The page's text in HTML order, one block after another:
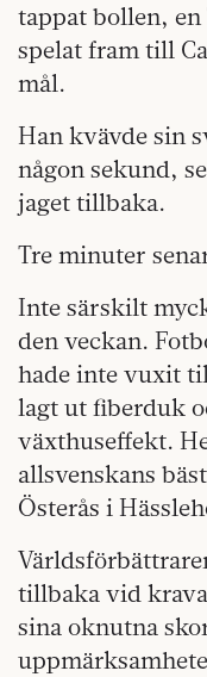
tappat bollen, en
spelat fram till
mål.
Han kvävde sin
någon sekund,
jaget tillbaka.
Tre minuter
Inte särskilt
den veckan.
hade inte vuxit
lagt ut fiberduk
växthuseffekt.
allsvenskans
Österås i
tillbaka vid
sina oknutna